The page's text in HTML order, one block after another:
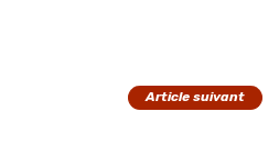
Article suivant